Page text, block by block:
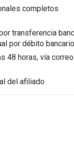
completos
transferencia
por débito bancario
48 horas, vía
del afiliado